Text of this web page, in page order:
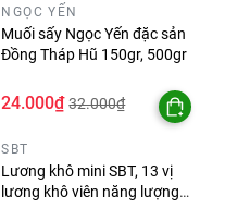
NGỌC YẾN
Muối sấy Ngọc Yến đặc sản
Đồng Tháp Hũ 150gr, 500gr
24.000₫ 32.000₫
SBT
Lương khô mini SBT, 13 vị
lương khô viên năng lượng